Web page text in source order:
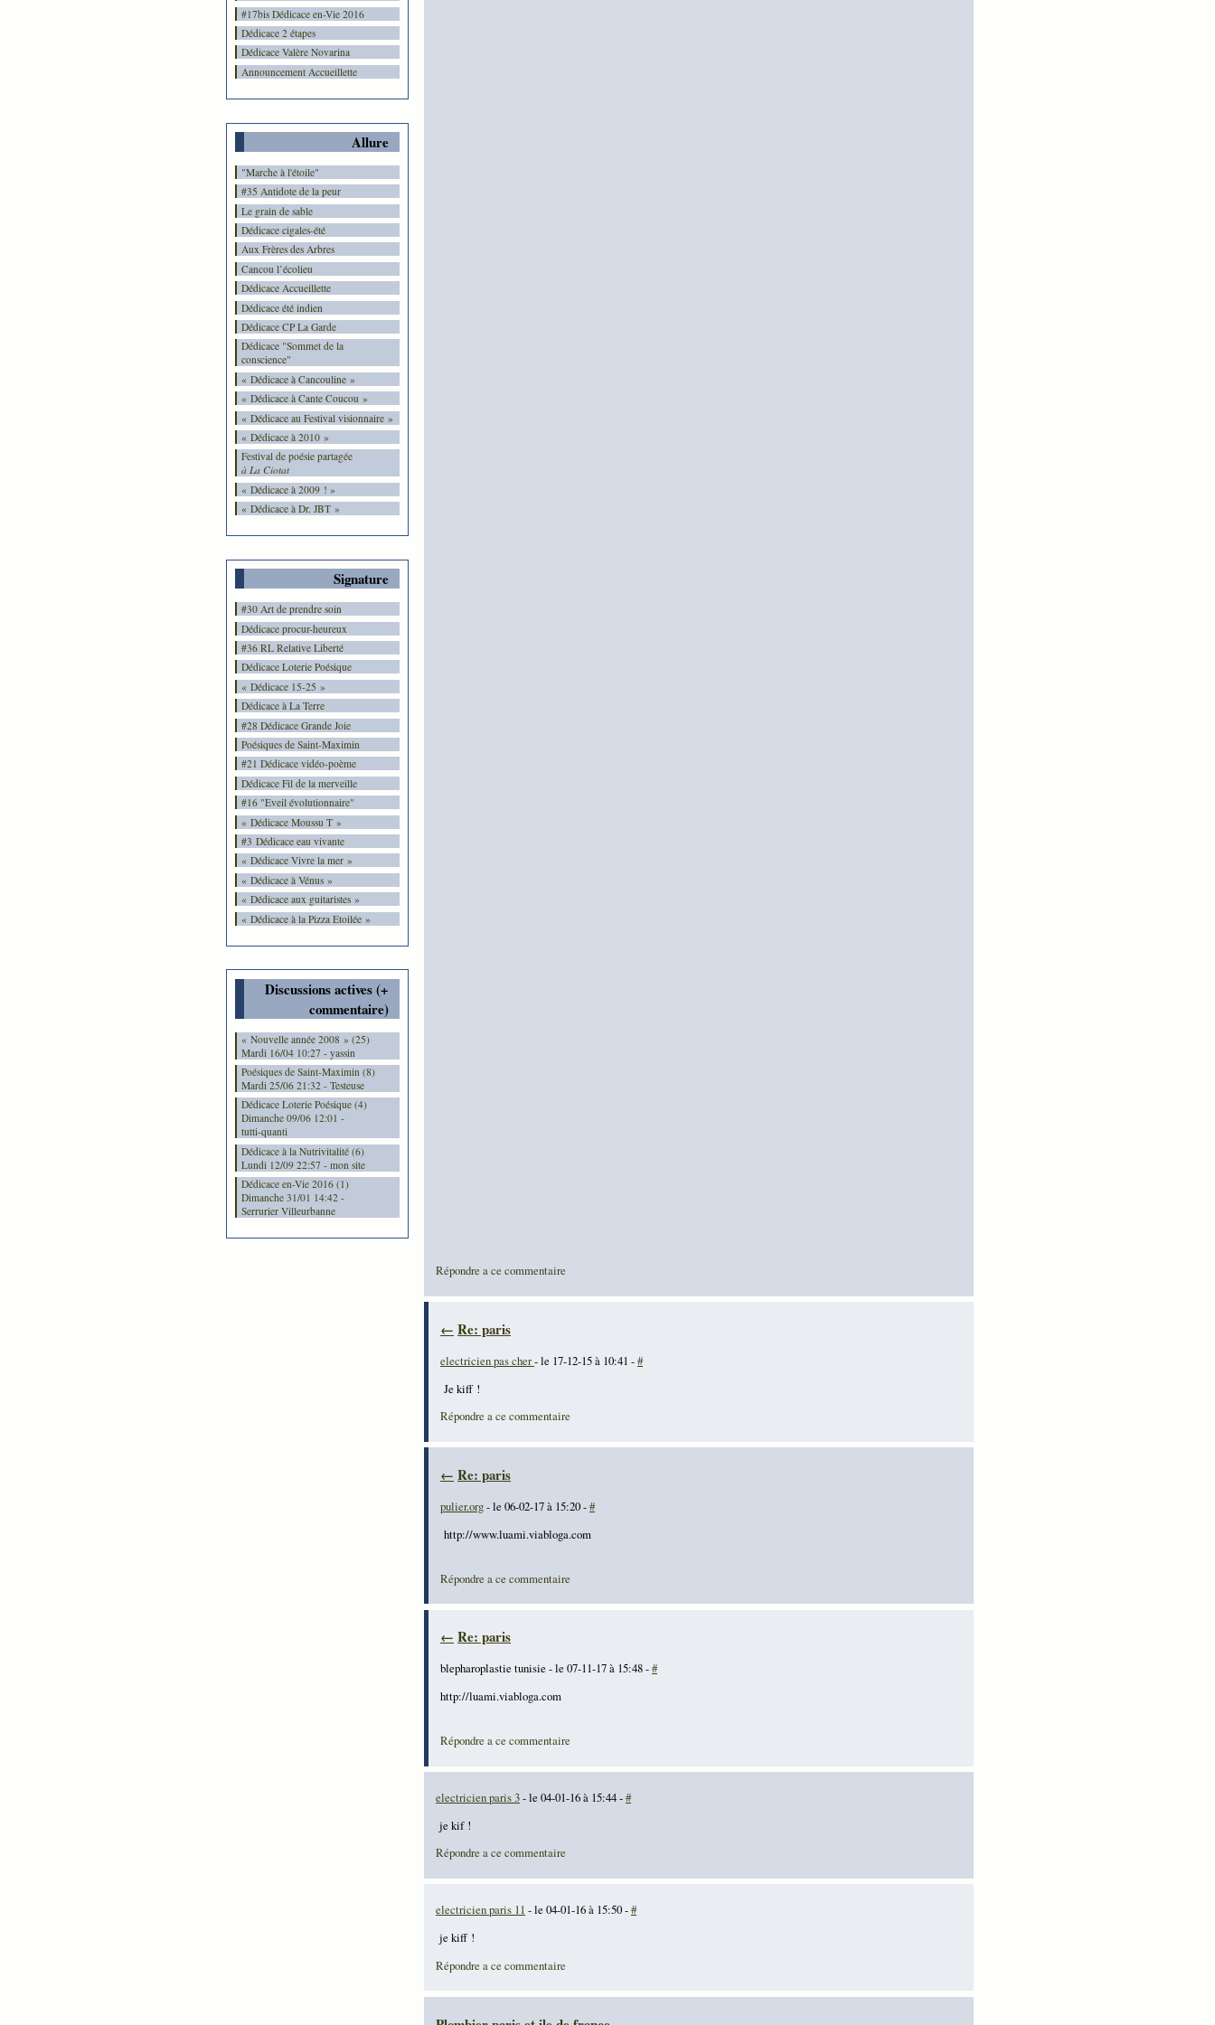
#17bis Dédicace en-Vie 2016
Dédicace 2 étapes
Dédicace Valère Novarina
Announcement Accueillette
Allure
"Marche à l'étoile"
#35 Antidote de la peur
Le grain de sable
Dédicace cigales-été
Aux Frères des Arbres
Cancou l’écolieu
Dédicace Accueillette
Dédicace été indien
Dédicace CP La Garde
Dédicace "Sommet de la
conscience"
« Dédicace à Cancouline »
« Dédicace à Cante Coucou »
« Dédicace au Festival visionnaire »
« Dédicace à 2010 »
Festival de poésie partagée
à La Ciotat
« Dédicace à 2009 ! »
« Dédicace à Dr. JBT »
Signature
#30 Art de prendre soin
Dédicace procur-heureux
#36 RL Relative Liberté
Dédicace Loterie Poésique
« Dédicace 15-25 »
Dédicace à La Terre
#28 Dédicace Grande Joie
Poésiques de Saint-Maximin
#21 Dédicace vidéo-poème
Dédicace Fil de la merveille
#16 "Eveil évolutionnaire"
« Dédicace Moussu T »
#3 Dédicace eau vivante
« Dédicace Vivre la mer »
« Dédicace à Vénus »
« Dédicace aux guitaristes »
« Dédicace à la Pizza Etoilée »
Discussions actives (+
commentaire)
« Nouvelle année 2008 » (25)
Mardi 16/04 10:27 - yassin
Poésiques de Saint-Maximin (8)
Mardi 25/06 21:32 - Testeuse
Dédicace Loterie Poésique (4)
Dimanche 09/06 12:01 -
tutti-quanti
Dédicace à la Nutrivitalité (6)
Lundi 12/09 22:57 - mon site
Dédicace en-Vie 2016 (1)
Dimanche 31/01 14:42 -
Serrurier Villeurbanne
Répondre a ce commentaire
← Re: paris
electricien pas cher- le 17-12-15 à 10:41 -#
Je kiff !
Répondre a ce commentaire
← Re: paris
pulier.org- le 06-02-17 à 15:20 -#
http://www.luami.viabloga.com
Répondre a ce commentaire
← Re: paris
blepharoplastie tunisie - le 07-11-17 à 15:48 -#
http://luami.viabloga.com
Répondre a ce commentaire
electricien paris 3- le 04-01-16 à 15:44 -#
je kif !
Répondre a ce commentaire
electricien paris 11 - le 04-01-16 à 15:50 -#
je kiff !
Répondre a ce commentaire